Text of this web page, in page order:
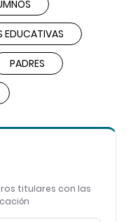
EDUCATIVAS
PADRES
titulares con las